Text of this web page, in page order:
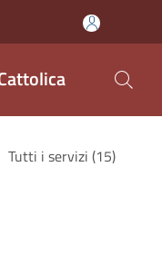
Tutti i servizi (15)